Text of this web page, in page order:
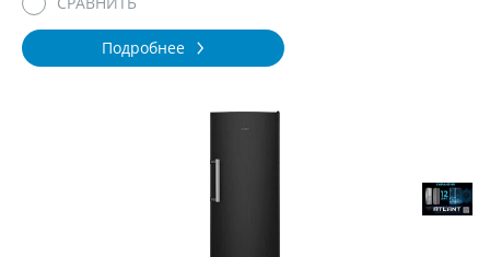
Подробнее